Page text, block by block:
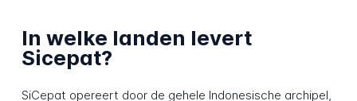
In welke landen levert
Sicepat?
SiCepat opereert door de gehele Indonesische archipel,